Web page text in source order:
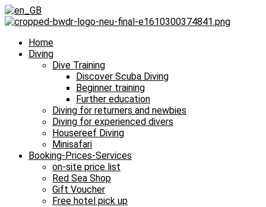
Home
Diving
Dive Training
Discover Scuba Diving
Beginner training
Further education
Diving for returners and newbies
Diving for experienced divers
Housereef Diving
Minisafari
Booking-Prices-Services
on-site price list
Red Sea Shop
Gift Voucher
Free hotel pick up